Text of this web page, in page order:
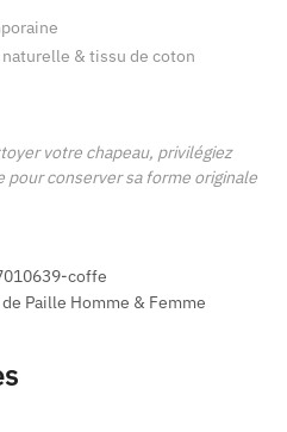
& tissu de coton
votre chapeau, privilégiez
pour conserver sa forme originale
coffe
Paille Homme & Femme